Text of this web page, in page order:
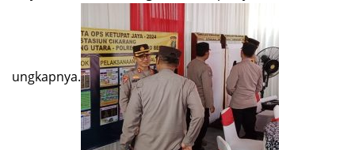
ungkapnya.